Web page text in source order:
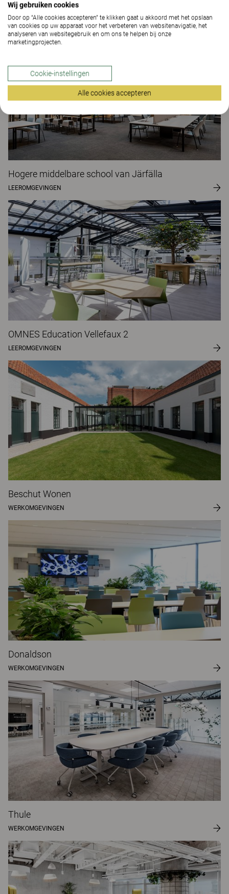
Airbus
WERKOMGEVINGEN
Hogere middelbare school van Järfälla
LEEROMGEVINGEN
OMNES Education Vellefaux 2
LEEROMGEVINGEN
Beschut Wonen
WERKOMGEVINGEN
Donaldson
WERKOMGEVINGEN
Thule
WERKOMGEVINGEN
Wij gebruiken cookies
Door op “Alle cookies accepteren” te klikken gaat u akkoord met het opslaan
van cookies op uw apparaat voor het verbeteren van websitenavigatie, het
analyseren van websitegebruik en om ons te helpen bij onze
marketingprojecten.
Cookie-instellingen
Alle cookies accepteren